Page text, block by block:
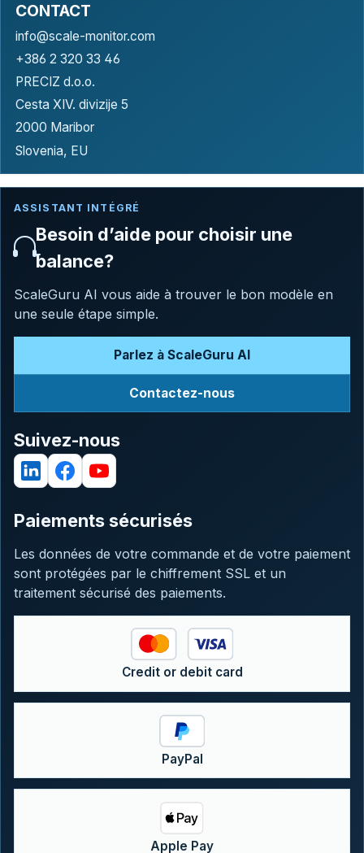
CONTACT
info@scale-monitor.com
+386 2 320 33 46
PRECIZ d.o.o.
Cesta XIV. divizije 5
2000 Maribor
Slovenia, EU
ASSISTANT INTÉGRÉ
Besoin d’aide pour choisir une
balance?
ScaleGuru AI vous aide à trouver le bon modèle en
une seule étape simple.
Parlez à ScaleGuru AI
Contactez-nous
Suivez-nous
Paiements sécurisés
Les données de votre commande et de votre paiement
sont protégées par le chiffrement SSL et un
traitement sécurisé des paiements.
Credit or debit card
PayPal
Apple Pay